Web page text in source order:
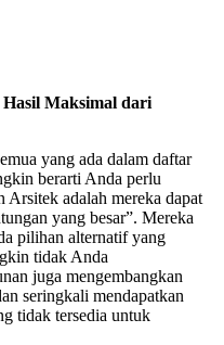
Maksimal dari
yang ada dalam daftar
berarti Anda perlu
adalah mereka dapat
yang besar”. Mereka
pilihan alternatif yang
tidak Anda
juga mengembangkan
seringkali mendapatkan
tidak tersedia untuk